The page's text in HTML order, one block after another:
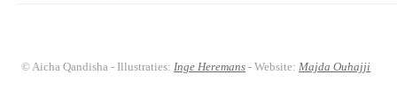
© Aicha Qandisha - Illustraties:Inge Heremans - Website:Majda Ouhajji